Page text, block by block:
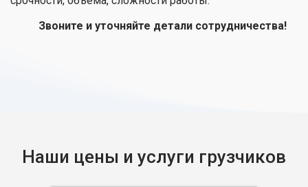
Звоните и уточняйте детали сотрудничества!
Наши цены и услуги грузчиков